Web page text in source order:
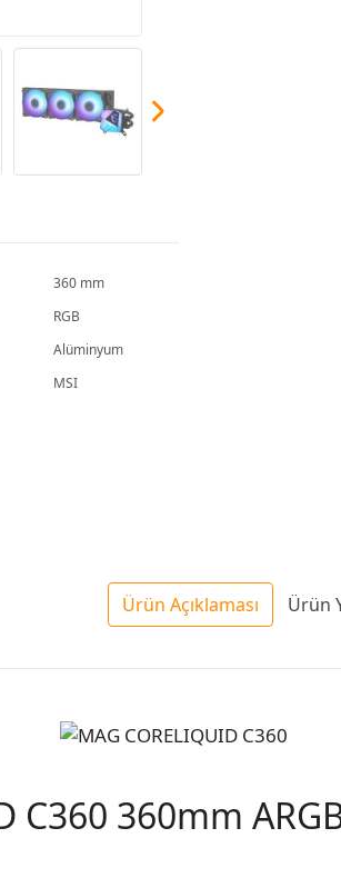
360 mm
RGB
Alüminyum
MSI
Ürün Açıklaması Ürün
C360 360mm